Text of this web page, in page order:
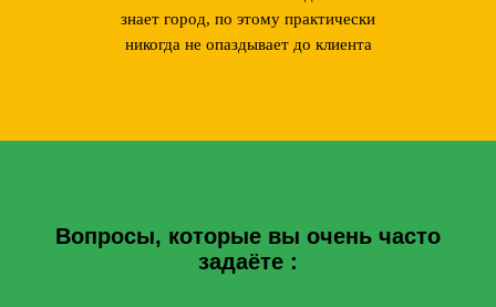
знает город, по этому практически
никогда не опаздывает до клиента
Вопросы, которые вы очень часто
задаёте :